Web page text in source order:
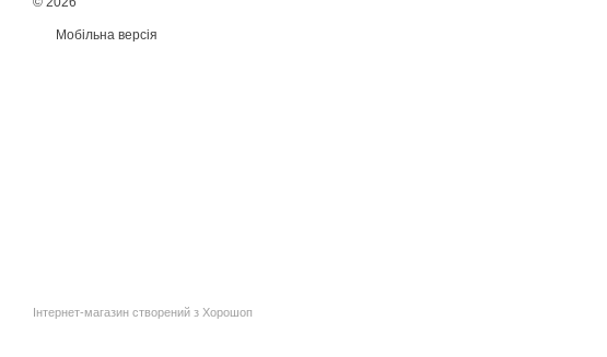
Мобільна версія
Інтернет-магазин створений з Хорошоп